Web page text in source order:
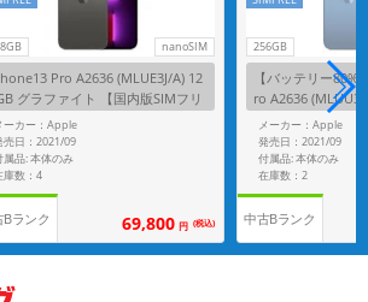
nanoSIM
Pro A2636 (MLUE3J/A) 12
グラファイト 【国内版SIMフリ
ーカー：Apple
売日：2021/09
属品: 本体のみ
庫数：4
Bランク 69,800 円 (税込)
256GB
【バッテリー
ro A2636
ブルー 【国内版
メーカー：Apple
発売日：2021/09
付属品: 本体のみ
在庫数：2
中古Bランク